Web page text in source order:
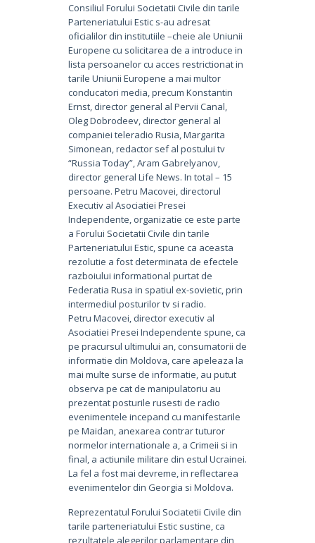
Consiliul Forului Societatii Civile din tarile
Parteneriatului Estic s-au adresat
oficialilor din institutiile –cheie ale Uniunii
Europene cu solicitarea de a introduce in
lista persoanelor cu acces restrictionat in
tarile Uniunii Europene a mai multor
conducatori media, precum Konstantin
Ernst, director general al Pervii Canal,
Oleg Dobrodeev, director general al
companiei teleradio Rusia, Margarita
Simonean, redactor sef al postului tv
“Russia Today”, Aram Gabrelyanov,
director general Life News. In total – 15
persoane. Petru Macovei, directorul
Executiv al Asociatiei Presei
Independente, organizatie ce este parte
a Forului Societatii Civile din tarile
Parteneriatului Estic, spune ca aceasta
rezolutie a fost determinata de efectele
razboiului informational purtat de
Federatia Rusa in spatiul ex-sovietic, prin
intermediul posturilor tv si radio.
Petru Macovei, director executiv al
Asociatiei Presei Independente spune, ca
pe pracursul ultimului an, consumatorii de
informatie din Moldova, care apeleaza la
mai multe surse de informatie, au putut
observa pe cat de manipulatoriu au
prezentat posturile rusesti de radio
evenimentele incepand cu manifestarile
pe Maidan, anexarea contrar tuturor
normelor internationale a, a Crimeii si in
final, a actiunile militare din estul Ucrainei.
La fel a fost mai devreme, in reflectarea
evenimentelor din Georgia si Moldova.
Reprezentatul Forului Sociatetii Civile din
tarile parteneriatului Estic sustine, ca
rezultatele alegerilor parlamentare din